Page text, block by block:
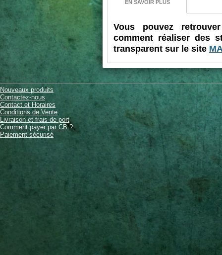
EN SAVOIR PLUS
Vous pouvez
comment réaliser des
transparent sur le site
Nouveaux produits
Contactez-nous
Contact et Horaires
Conditions de Vente
Livraison et frais de port
Comment payer par CB ?
Paiement sécurisé